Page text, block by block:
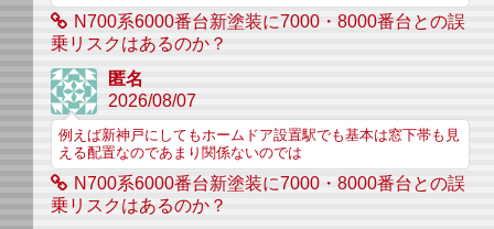
N700系6000番台新塗装に7000・8000番台との誤
乗リスクはあるのか？
匿名
2026/08/07
例えば新神戸にしてもホームドア設置駅でも基本は窓下帯も見
える配置なのであまり関係ないのでは
N700系6000番台新塗装に7000・8000番台との誤
乗リスクはあるのか？